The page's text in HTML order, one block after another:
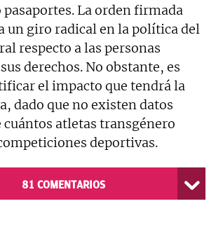
La orden firmada
un giro radical en la política del
respecto a las personas
derechos. No obstante, es
el impacto que tendrá la
dado que no existen datos
atletas transgénero
deportivas.
81 COMENTARIOS